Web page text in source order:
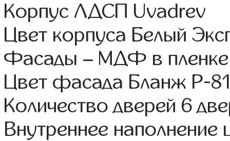
Корпус ЛДСП Uvadrev
Цвет корпуса Белый
Фасады – МДФ в
Цвет фасада Бланж Р-
Количество дверей 6
Внутреннее